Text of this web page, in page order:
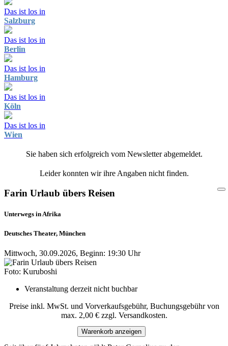
Das ist los in
Salzburg
Das ist los in
Berlin
Das ist los in
Hamburg
Das ist los in
Köln
Das ist los in
Wien
Sie haben sich erfolgreich vom Newsletter abgemeldet.
Leider konnten wir ihre Angaben nicht finden.
Farin Urlaub übers Reisen
Unterwegs in Afrika
Deutsches Theater, München
Mittwoch, 30.09.2026, Beginn: 19:30 Uhr
Foto: Kuruboshi
Veranstaltung derzeit nicht buchbar
Preise inkl. MwSt. und Vorverkaufsgebühr, Buchungsgebühr von
max. 2,00 € zzgl. Versandkosten.
Warenkorb anzeigen